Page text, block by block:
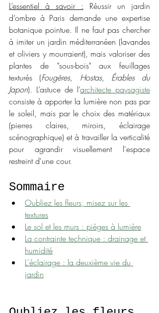
L’essentiel à savoir : Réussir un jardin
d’ombre à Paris demande une expertise
botanique pointue. Il ne faut pas chercher
à imiter un jardin méditerranéen (lavandes
et oliviers y mourraient), mais valoriser des
plantes de "sous-bois" aux feuillages
texturés (Fougères, Hostas, Érables du
Japon). L’astuce de l’architecte paysagiste
consiste à apporter la lumière non pas par
le soleil, mais par le choix des matériaux
(pierres claires, miroirs, éclairage
scénographique) et à travailler la verticalité
pour agrandir visuellement l'espace
restreint d'une cour.
Sommaire
Oubliez les fleurs, misez sur les
textures
Le sol et les murs : pièges à lumière
La contrainte technique : drainage et
humidité
L'éclairage : la deuxième vie du
jardin